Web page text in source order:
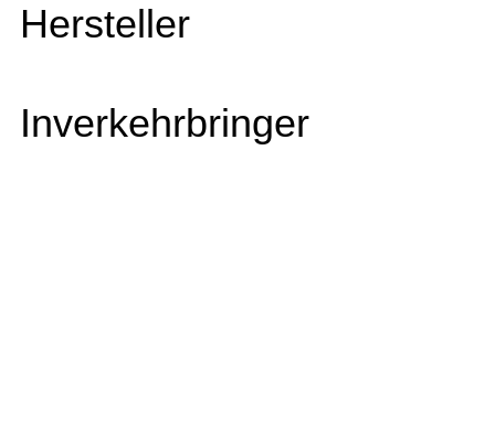
Hersteller
Inverkehrbringer